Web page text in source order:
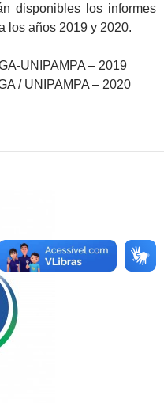
disponibles los informes
los años 2019 y 2020.
UNIPAMPA – 2019
/ UNIPAMPA – 2020